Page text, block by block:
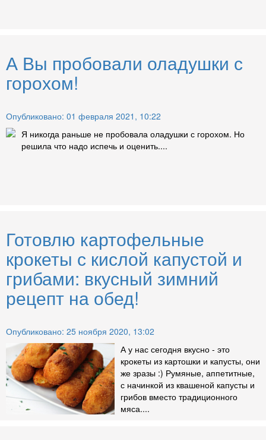
А Вы пробовали оладушки с
горохом!
Опубликовано: 01 февраля 2021, 10:22
Я никогда раньше не пробовала оладушки с горохом. Но
решила что надо испечь и оценить....
Готовлю картофельные
крокеты с кислой капустой и
грибами: вкусный зимний
рецепт на обед!
Опубликовано: 25 ноября 2020, 13:02
А у нас сегодня вкусно - это
крокеты из картошки и капусты, они
же зразы :) Румяные, аппетитные,
с начинкой из квашеной капусты и
грибов вместо традиционного
мяса....